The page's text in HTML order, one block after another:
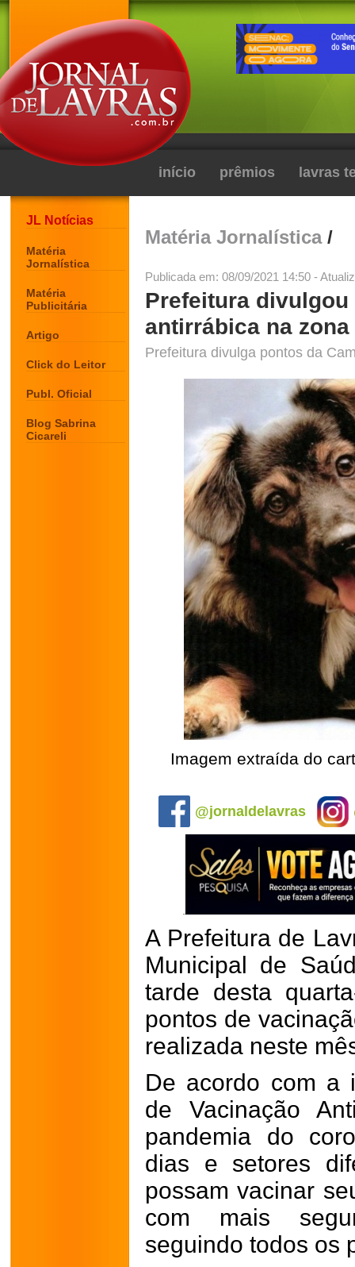
início prêmios lavras
JL Notícias
Matéria
Jornalística
Matéria
Publicitária
Artigo
Click do Leitor
Publ. Oficial
Blog Sabrina
Cicareli
Matéria Jornalística/
Publicada em: 08/09/2021 14:50 -
Prefeitura
antirrábica na
Prefeitura divulga pontos da
Imagem extraída do
@jornaldelavras
A Prefeitura de
Municipal de
tarde desta
pontos de
realizada neste
De acordo com a
de Vacinação
pandemia do
dias e setores
possam vacinar
com mais
seguindo todos os